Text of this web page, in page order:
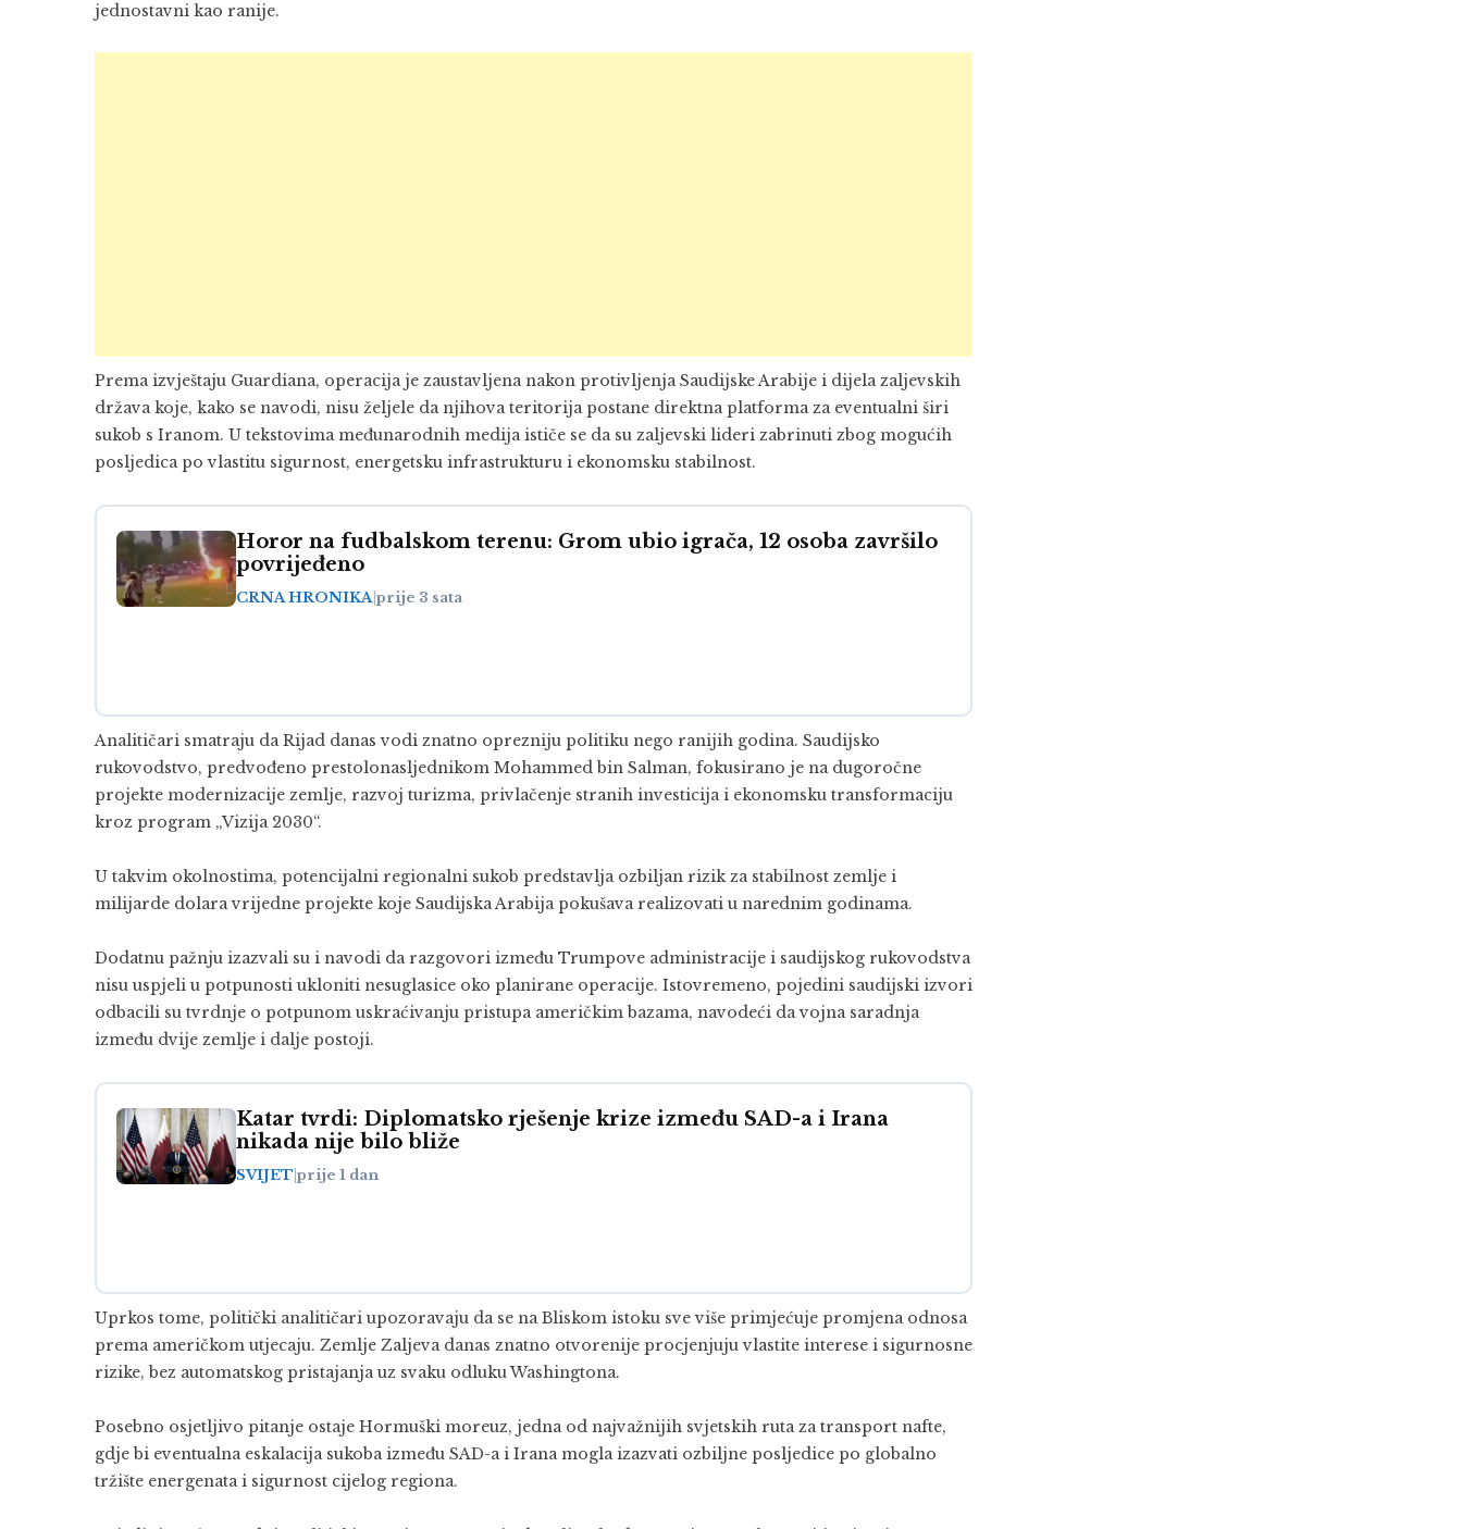
jednostavni kao ranije.
Prema izvještaju Guardiana, operacija je zaustavljena nakon protivljenja Saudijske Arabije i dijela zaljevskih
država koje, kako se navodi, nisu željele da njihova teritorija postane direktna platforma za eventualni širi
sukob s Iranom. U tekstovima međunarodnih medija ističe se da su zaljevski lideri zabrinuti zbog mogućih
posljedica po vlastitu sigurnost, energetsku infrastrukturu i ekonomsku stabilnost.
Horor na fudbalskom terenu: Grom ubio igrača, 12 osoba završilo
povrijeđeno
CRNA HRONIKAprije 3 sata
Analitičari smatraju da Rijad danas vodi znatno oprezniju politiku nego ranijih godina. Saudijsko
rukovodstvo, predvođeno prestolonasljednikom Mohammed bin Salman, fokusirano je na dugoročne
projekte modernizacije zemlje, razvoj turizma, privlačenje stranih investicija i ekonomsku transformaciju
kroz program „Vizija 2030“.
U takvim okolnostima, potencijalni regionalni sukob predstavlja ozbiljan rizik za stabilnost zemlje i
milijarde dolara vrijedne projekte koje Saudijska Arabija pokušava realizovati u narednim godinama.
Dodatnu pažnju izazvali su i navodi da razgovori između Trumpove administracije i saudijskog rukovodstva
nisu uspjeli u potpunosti ukloniti nesuglasice oko planirane operacije. Istovremeno, pojedini saudijski izvori
odbacili su tvrdnje o potpunom uskraćivanju pristupa američkim bazama, navodeći da vojna saradnja
između dvije zemlje i dalje postoji.
Katar tvrdi: Diplomatsko rješenje krize između SAD-a i Irana
nikada nije bilo bliže
SVIJET prije 1 dan
Uprkos tome, politički analitičari upozoravaju da se na Bliskom istoku sve više primjećuje promjena odnosa
prema američkom utjecaju. Zemlje Zaljeva danas znatno otvorenije procjenjuju vlastite interese i sigurnosne
rizike, bez automatskog pristajanja uz svaku odluku Washingtona.
Posebno osjetljivo pitanje ostaje Hormuški moreuz, jedna od najvažnijih svjetskih ruta za transport nafte,
gdje bi eventualna eskalacija sukoba između SAD-a i Irana mogla izazvati ozbiljne posljedice po globalno
tržište energenata i sigurnost cijelog regiona.